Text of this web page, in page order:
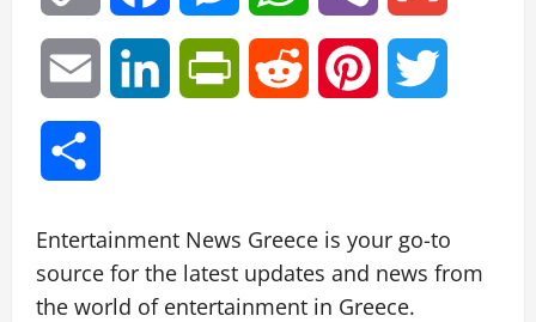
Link
Email LinkedIn PrintFriendly
Reddit Pinterest
Entertainment News Greece is your go-to
source for the latest updates and news from
the world of entertainment in Greece.